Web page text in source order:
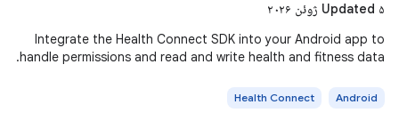
Updated ۵ ژوئن ۲۰۲۶
Integrate the Health Connect SDK into your Android app to
handle permissions and read and write health and fitness data.
Android
Health Connect